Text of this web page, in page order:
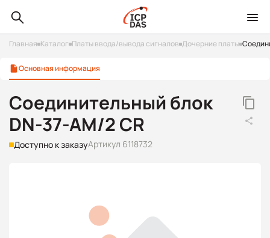
Главная Каталог Платы ввода/вывода сигналов Дочерние платы
Основная информация
Соединительный блок
DN-37-AM/2 CR
Доступно к заказуАртикул 6118732